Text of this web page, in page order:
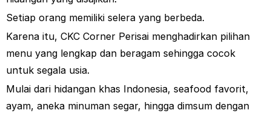
Setiap orang memiliki selera yang berbeda.
Karena itu, CKC Corner Perisai menghadirkan pilihan
menu yang lengkap dan beragam sehingga cocok
untuk segala usia.
Mulai dari hidangan khas Indonesia, seafood favorit,
ayam, aneka minuman segar, hingga dimsum dengan